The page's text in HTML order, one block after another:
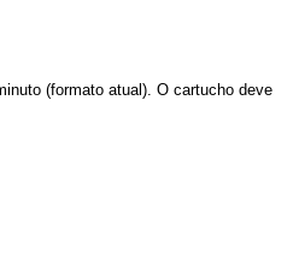
(formato atual). O cartucho deve